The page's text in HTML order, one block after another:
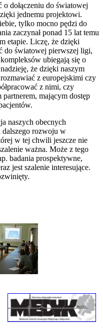
dołączeniu do światowej
jednemu projektowi.
tylko mocno pędzi do
zaczynał ponad 15 lat temu
etapie. Liczę, że dzięki
do światowej pierwszej ligi,
ubiegają się o
że dzięki naszym
z europejskimi czy
z nimi, czy
mającym dostęp
naszych obecnych
dalszego rozwoju w
w tej chwili jeszcze nie
ważna. Może z tego
badania prospektywne,
jest szalenie interesujące.